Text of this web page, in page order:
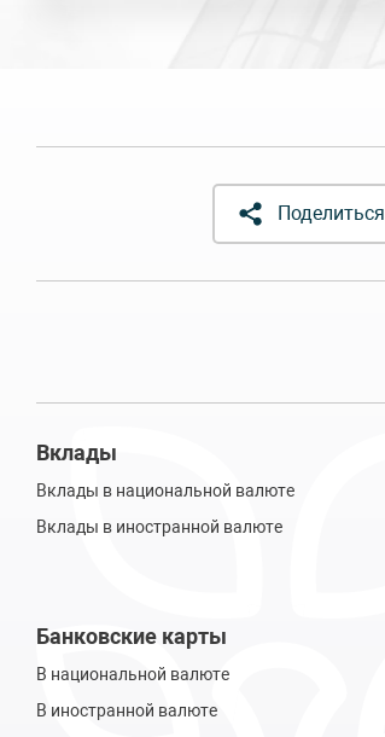
Поделиться
Вклады
Вклады в национальной валюте
Вклады в иностранной валюте
Банковские карты
В национальной валюте
В иностранной валюте